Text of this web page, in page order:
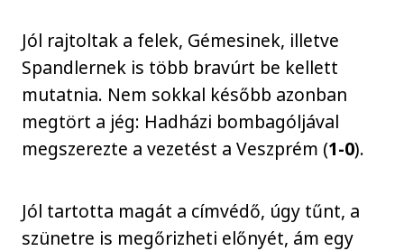
Jól rajtoltak a felek, Gémesinek, illetve
Spandlernek is több bravúrt be kellett
mutatnia. Nem sokkal később azonban
megtört a jég: Hadházi bombagóljával
megszerezte a vezetést a Veszprém (1-0).
Jól tartotta magát a címvédő, úgy tűnt, a
szünetre is megőrizheti előnyét, ám egy